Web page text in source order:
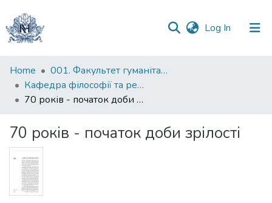
Log In (current)
Communities
&
Collections
Statistics
Home
001. Факультет гуманітарних наук
Кафедра філософії та релігієзнавства
70 років - початок доби зрілості
70 років - початок доби зрілості